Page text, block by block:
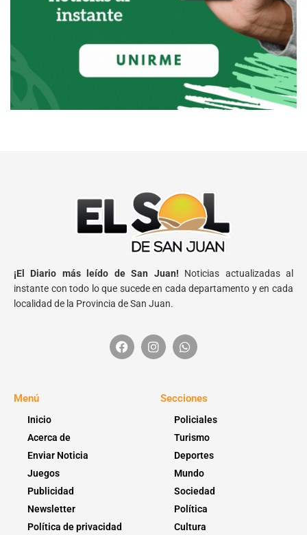
¡El Diario más leído de San Juan! Noticias actualizadas al
instante con todo lo que sucede en cada departamento y en cada
localidad de la Provincia de San Juan.
Menú
Inicio
Acerca de
Enviar Noticia
Juegos
Publicidad
Newsletter
Política de privacidad
Secciones
Policiales
Turismo
Deportes
Mundo
Sociedad
Política
Cultura